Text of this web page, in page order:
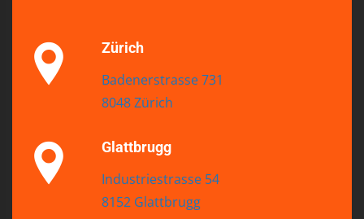
Zürich
Badenerstrasse 731
8048 Zürich
Glattbrugg
Industriestrasse 54
8152 Glattbrugg